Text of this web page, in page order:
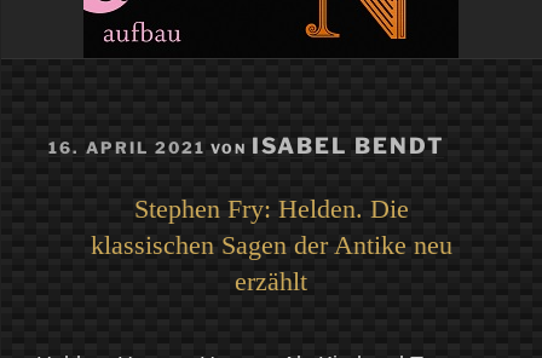
VERÖFFENTLICHT
16. APRIL 2021 VON ISABEL BENDT
Stephen Fry: Helden. Die
klassischen Sagen der Antike neu
erzählt